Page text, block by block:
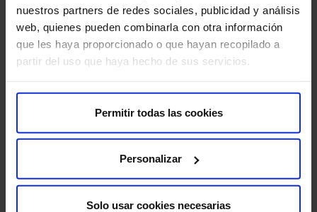
nuestros partners de redes sociales, publicidad y análisis
web, quienes pueden combinarla con otra información
que les haya proporcionado o que hayan recopilado a
partir del uso que haya hecho de sus servicios.
Permitir todas las cookies
Personalizar
Solo usar cookies necesarias
Recuperación más rápida.
Estancia hospitalaria más corta.
Más información:
[email protected]